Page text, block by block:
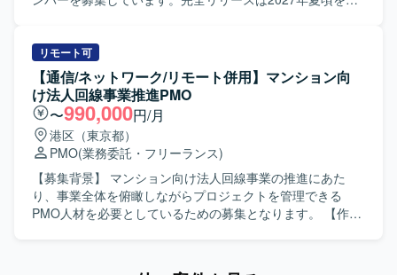
整を粘り強く行えるコミュニケーション力とドキュメンテ
ーション力をお持ちの方が望ましいです。 【ポジションの
魅力】 大規模なカード決済関連プロジェクトに社員代替と
して深く関わることで、PMOとしての実行力と事業企画・
BPRの両面でスキルを高めていただけるポジションです。
クレジット・決済領域における多様なステークホルダーと
の協業経験を積むことで、今後のキャリアに活きるマネジ
メント経験を得ることができます。 【開発環境】 基幹シス
テムとしてERP／CRM／SFAなどの業務システム群を対象
としたプロジェクトとなります。
のPMO業務をサブリードポジションとしてご担当いただき
ます。プロジェクト関係者とのコミュニケーションを図り
ながら、課題やリスクの整理、進捗状況の可視化とレポー
ティングなどを行っていただきます。 【求める人物像】 全
てが用意された環境ではなくても、自身で考えて主体的に
動くことができる方を求めています。フットワークが軽
く、顧客や関係ベンダーとの会話や調整を前向きに行える
方にマッチしやすい現場です。 【ポジションの魅力】 大規
模な損害保険会社のシステム統合・改修プロジェクトに
PMOとして参画できるため、長期的なPJマネジメント経験
リモート可
【通信/ネットワーク/リモート併用】マンション向
け法人回線事業推進PMO
〜990,000円/月
港区（東京都）
PMO(業務委託・フリーランス)
【募集背景】 マンション向け法人回線事業の推進にあた
り、事業全体を俯瞰しながらプロジェクトを管理できる
PMO人材を必要としているための募集となります。 【作業